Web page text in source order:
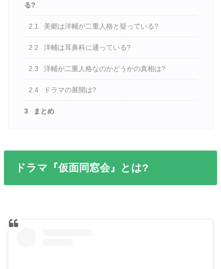
る?
2.1 美郷は洋輔が二重人格と疑っている?
2.2 洋輔は耳鼻科に通っている?
2.3 洋輔が二重人格なのかどうかの真相は?
2.4 ドラマの展開は?
3 まとめ
ドラマ『仮面同窓会』とは?